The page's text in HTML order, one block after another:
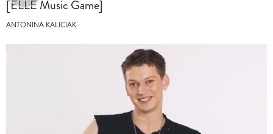
[ELLE Music Game]
ANTONINA KALICIAK